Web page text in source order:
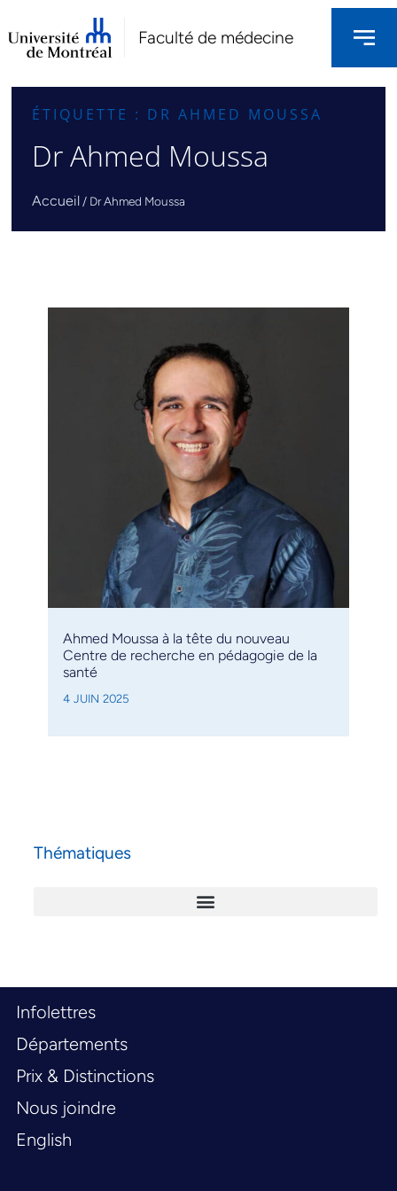
Faculté de médecine
ÉTIQUETTE : DR AHMED MOUSSA
Dr Ahmed Moussa
Accueil / Dr Ahmed Moussa
Ahmed Moussa à la tête du nouveau
Centre de recherche en pédagogie de la
santé
4 JUIN 2025
Thématiques
Infolettres
Départements
Prix & Distinctions
Nous joindre
English